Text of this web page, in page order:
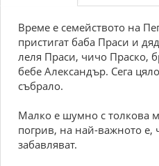
Време е семейството на
пристигат баба Праси и
леля Праси, чичо Праско,
бебе Александър. Сега
събрало.
Малко е шумно с толкова
погрив, на най-важното е,
забавляват.